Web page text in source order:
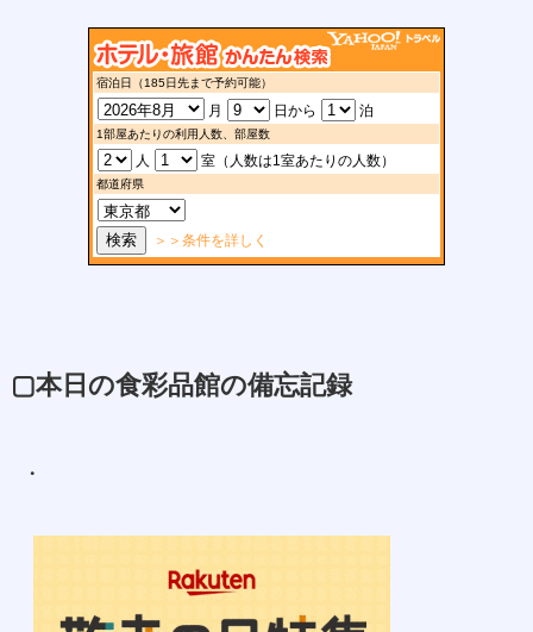
▢本日の食彩品館の備忘記録
・